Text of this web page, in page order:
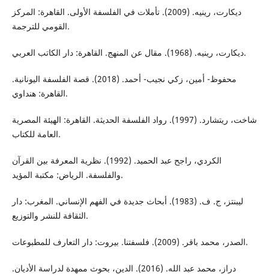
ديكارت، رينيه. (2009). تأملات في الفلسفة الأولى. القاهرة: المركز
القومي للترجمة.
ديكارت، رينيه. (1968). مقال عن المنهج. القاهرة: دار الكاتب العربي.
محفوظ- أمين، زكي نجيب- أحمد. (2018). قصة الفلسفة اليونانية.
القاهرة: هنداوي.
شاخت، ريتشارد. (1997). رواد الفلسفة الحديثة. القاهرة: الهيئة المصرية
العامة للكتاب.
الكردي، راجح عبد الحميد. (1992). نظرية المعرفة بين القرآن
والفلسفة. الرياض: مكتبة المؤيد.
ليبنتز، ج. ف. (1983). أبحاث جديدة في الفهم الإنساني. المغرب: دار
الثقافة للنشر والتوزيع.
الصدر، محمد باقر. (2009). فلسفتنا. بيروت: دار التعارف للمطبوعات.
دراز، محمد عبد الله. (2016). الدين، بحوث ممهدة لدراسة الأديان.